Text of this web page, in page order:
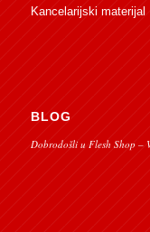
Kancelarijski materijal
BLOG
Dobrodošli u Flesh Shop –